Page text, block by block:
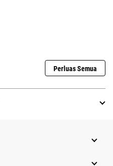
Perluas Semua